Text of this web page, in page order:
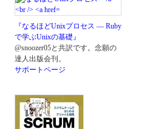
『なるほどUnixプロセス ― Ruby
で学ぶUnixの基礎』
@snoozer05と共訳です。念願の
達人出版会刊。
サポートページ